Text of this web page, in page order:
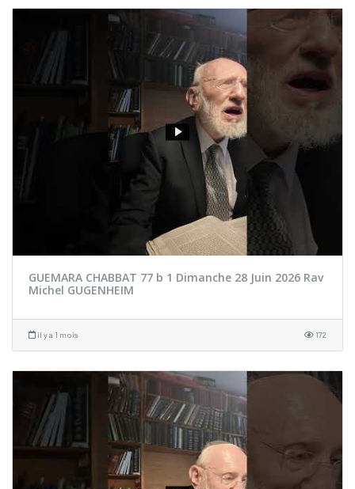
GUEMARA CHABBAT 77 b 1 Dimanche 28 Juin 2026 Rav
Michel GUGENHEIM
il y a 1 mois 172